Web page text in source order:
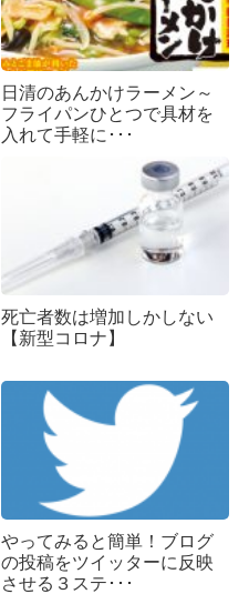
日清のあんかけラーメン～
フライパンひとつで具材を
入れて手軽に･･･
死亡者数は増加しかしない
【新型コロナ】
やってみると簡単！ブログ
の投稿をツイッターに反映
させる３ステ･･･